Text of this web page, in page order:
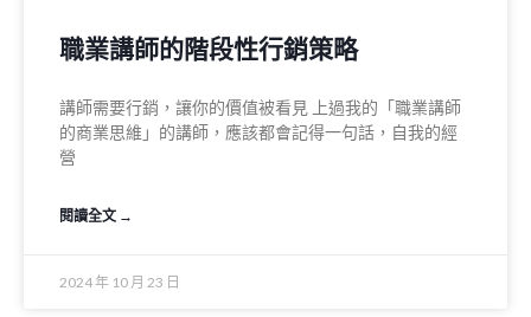
職業講師的階段性行銷策略
講師需要行銷，讓你的價值被看見 上過我的「職業講師
的商業思維」的講師，應該都會記得一句話，自我的經
營
閱讀全文 →
2024 年 10 月 23 日